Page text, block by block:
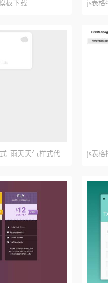
板下载 js表
_雨天天气样式代 js表